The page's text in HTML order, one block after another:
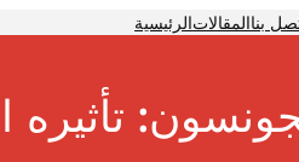
الرئيسيةالمقالاتبنا